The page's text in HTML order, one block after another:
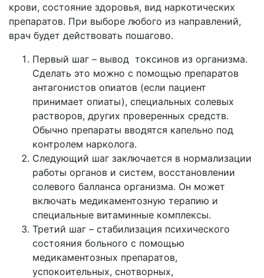
крови, состояние здоровья, вид наркотических
препаратов. При выборе любого из направлений,
врач будет действовать пошагово.
Первый шаг – вывод токсинов из организма.
Сделать это можно с помощью препаратов
антагонистов опиатов (если пациент
принимает опиаты), специальных солевых
растворов, других проверенных средств.
Обычно препараты вводятся капельно под
контролем нарколога.
Следующий шаг заключается в нормализации
работы органов и систем, восстановлении
солевого балланса организма. Он может
включать медикаментозную терапию и
специальные витаминные комплексы.
Третий шаг – стабилизация психического
состояния больного с помощью
медикаментозных препаратов,
успокоительных, снотворных,